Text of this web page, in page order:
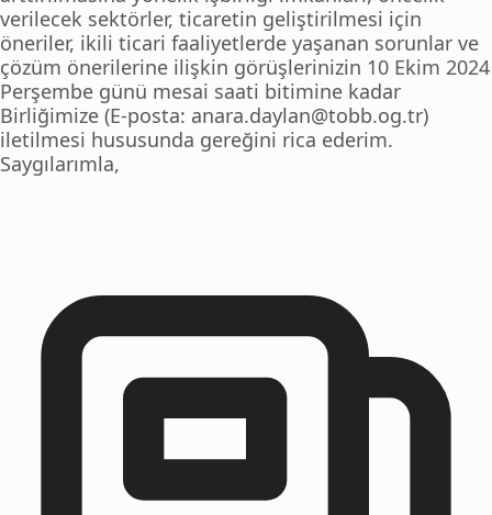
verilecek sektörler, ticaretin geliştirilmesi için
öneriler, ikili ticari faaliyetlerde yaşanan sorunlar ve
çözüm önerilerine ilişkin görüşlerinizin 10 Ekim 2024
Perşembe günü mesai saati bitimine kadar
Birliğimize (E-posta: anara.daylan@tobb.og.tr)
iletilmesi hususunda gereğini rica ederim.
Saygılarımla,